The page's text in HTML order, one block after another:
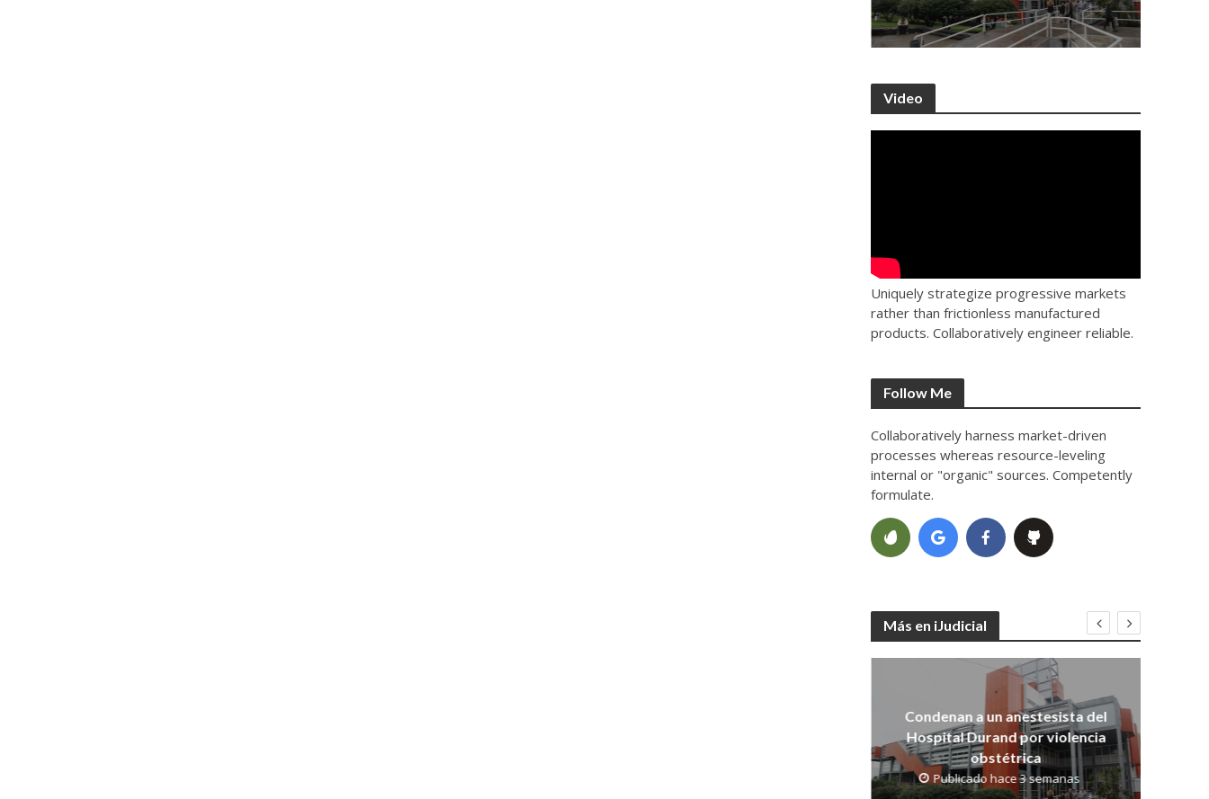
Video
Uniquely strategize progressive markets
rather than frictionless manufactured
products. Collaboratively engineer reliable.
Follow Me
Collaboratively harness market-driven
processes whereas resource-leveling
internal or "organic" sources. Competently
formulate.
Más en iJudicial
Condenan a un anestesista del
Hospital Durand por violencia
obstétrica
Publicado hace 3 semanas